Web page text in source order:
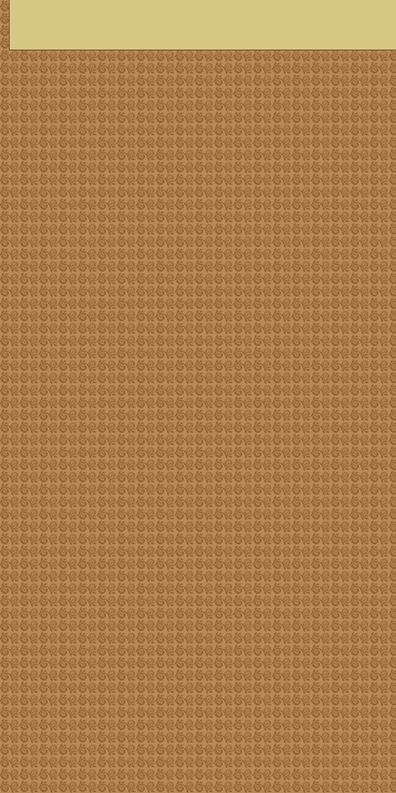
скачать mp3 бесплатно мп3,Россия,патриот,сохранение традиций,великая страна,история,тексты песен, описание песен, удобный каталог mp3 фольклора